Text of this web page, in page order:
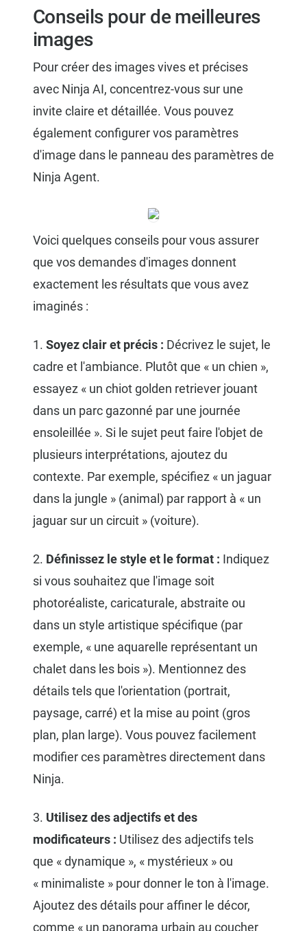
Conseils pour de meilleures
images
Pour créer des images vives et précises
avec Ninja AI, concentrez-vous sur une
invite claire et détaillée. Vous pouvez
également configurer vos paramètres
d'image dans le panneau des paramètres de
Ninja Agent.
Voici quelques conseils pour vous assurer
que vos demandes d'images donnent
exactement les résultats que vous avez
imaginés :
1. Soyez clair et précis : Décrivez le sujet, le
cadre et l'ambiance. Plutôt que « un chien »,
essayez « un chiot golden retriever jouant
dans un parc gazonné par une journée
ensoleillée ». Si le sujet peut faire l'objet de
plusieurs interprétations, ajoutez du
contexte. Par exemple, spécifiez « un jaguar
dans la jungle » (animal) par rapport à « un
jaguar sur un circuit » (voiture).
2. Définissez le style et le format : Indiquez
si vous souhaitez que l'image soit
photoréaliste, caricaturale, abstraite ou
dans un style artistique spécifique (par
exemple, « une aquarelle représentant un
chalet dans les bois »). Mentionnez des
détails tels que l'orientation (portrait,
paysage, carré) et la mise au point (gros
plan, plan large). Vous pouvez facilement
modifier ces paramètres directement dans
Ninja.
3. Utilisez des adjectifs et des
modificateurs : Utilisez des adjectifs tels
que « dynamique », « mystérieux » ou
« minimaliste » pour donner le ton à l'image.
Ajoutez des détails pour affiner le décor,
comme « un panorama urbain au coucher